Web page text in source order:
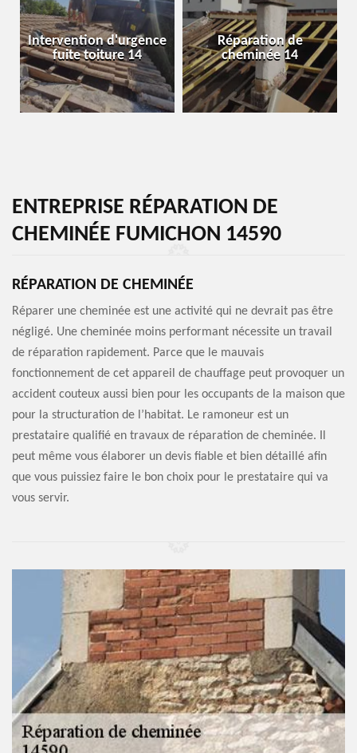
Intervention d'urgence
fuite toiture 14
Réparation de
cheminée 14
ENTREPRISE RÉPARATION DE
CHEMINÉE FUMICHON 14590
RÉPARATION DE CHEMINÉE
Réparer une cheminée est une activité qui ne devrait pas être
négligé. Une cheminée moins performant nécessite un travail
de réparation rapidement. Parce que le mauvais
fonctionnement de cet appareil de chauffage peut provoquer un
accident couteux aussi bien pour les occupants de la maison que
pour la structuration de l’habitat. Le ramoneur est un
prestataire qualifié en travaux de réparation de cheminée. Il
peut même vous élaborer un devis fiable et bien détaillé afin
que vous puissiez faire le bon choix pour le prestataire qui va
vous servir.